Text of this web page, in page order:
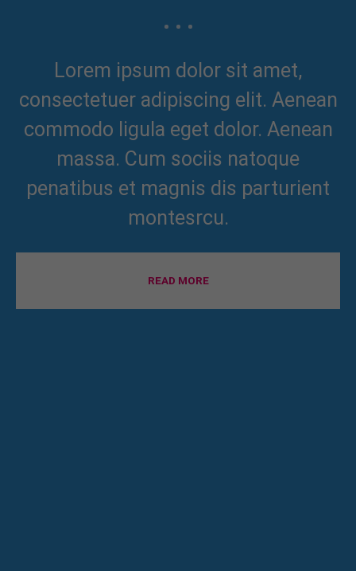
Lorem ipsum dolor sit amet,
consectetuer adipiscing elit. Aenean
commodo ligula eget dolor. Aenean
massa. Cum sociis natoque
penatibus et magnis dis parturient
montesrcu.
READ MORE